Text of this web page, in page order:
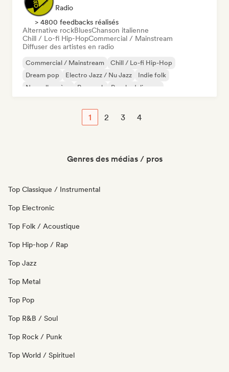
Radio
> 4800 feedbacks réalisés
Alternative rockBluesChanson italienne
Chill / Lo-fi Hip-HopCommercial / Mainstream
Diffuser des artistes en radio
Commercial / Mainstream
Chill / Lo-fi Hip-Hop
Dream pop
Electro Jazz / Nu Jazz
Indie folk
Nouvelle scène
Pop rock Psychedelic pop
1 2 3 4
Genres des médias / pros
Top Classique / Instrumental
Top Electronic
Top Folk / Acoustique
Top Hip-hop / Rap
Top Jazz
Top Metal
Top Pop
Top R&B / Soul
Top Rock / Punk
Top World / Spirituel